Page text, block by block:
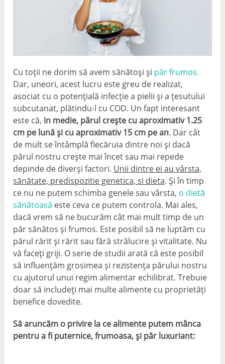
Cu toții ne dorim să avem sănătoși și păr frumos.
Dar, uneori, acest lucru este greu de realizat,
asociat cu o potențială infecție a pielii și a țesutului
subcutanat, plătindu-l cu COD. Un fapt interesant
este că, in medie, părul crește cu aproximativ 1.25
cm pe lună și cu aproximativ 15 cm pe an. Dar cât
de mult se întâmplă fiecăruia dintre noi și dacă
părul nostru crește mai încet sau mai repede
depinde de diverși factori. Unii dintre ei au vârsta,
sănătate, predispozitie genetica, si dieta. Și în timp
ce nu ne putem schimba genele sau vârsta, o dietă
sănătoasă este ceva ce putem controla. Mai ales,
dacă vrem să ne bucurăm cât mai mult timp de un
păr sănătos și frumos. Este posibil să ne luptăm cu
părul rărit și rărit sau fără strălucire și vitalitate. Nu
vă faceți griji. O serie de studii arată că este posibil
să influențăm grosimea și rezistența părului nostru
cu ajutorul unui regim alimentar echilibrat. Trebuie
doar să includeți mai multe alimente cu proprietăți
benefice dovedite.
Să aruncăm o privire la ce alimente putem mânca
pentru a fi puternice, frumoasa, și păr luxuriant: